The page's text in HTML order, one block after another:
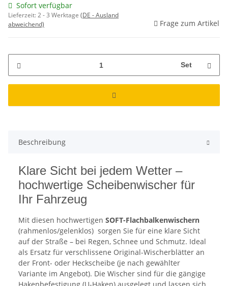
Sofort verfügbar
Lieferzeit:2 - 3 Werktage (DE - Ausland
abweichend)
Frage zum Artikel
Set
Beschreibung
Klare Sicht bei jedem Wetter –
hochwertige Scheibenwischer für
Ihr Fahrzeug
Mit diesen hochwertigen SOFT-Flachbalkenwischern
(rahmenlos/gelenklos) sorgen Sie für eine klare Sicht
auf der Straße – bei Regen, Schnee und Schmutz. Ideal
als Ersatz für verschlissene Original-Wischerblätter an
der Front- oder Heckscheibe (je nach gewählter
Variante im Angebot). Die Wischer sind für die gängige